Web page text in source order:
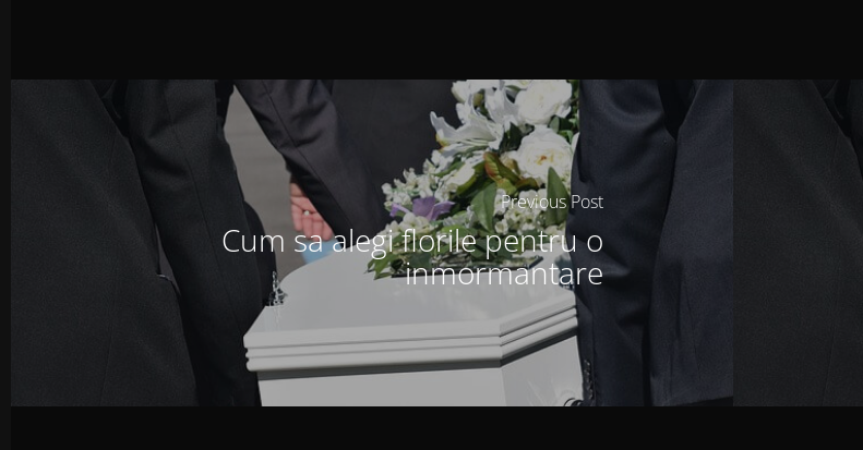
Previous Post
Cum sa alegi florile pentru o
inmormantare